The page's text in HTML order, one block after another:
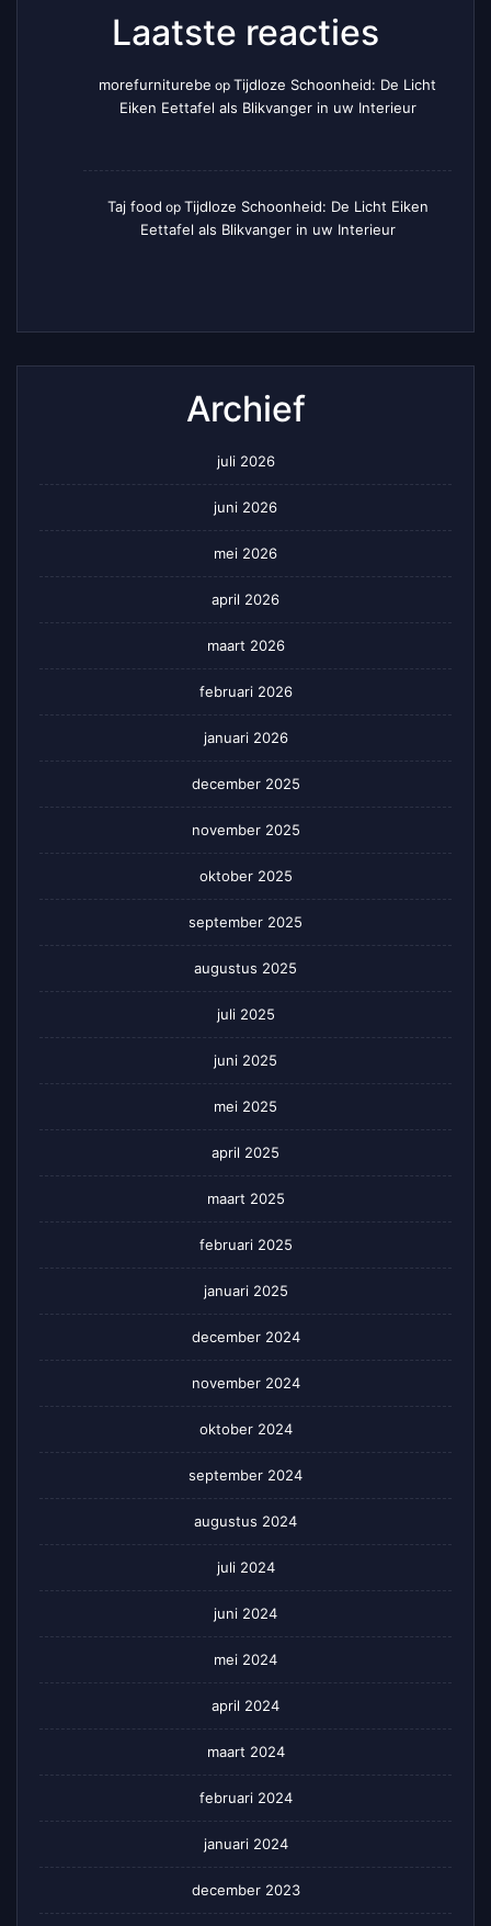
Laatste reacties
morefurniturebe op Tijdloze Schoonheid: De Licht
Eiken Eettafel als Blikvanger in uw Interieur
Taj food op Tijdloze Schoonheid: De Licht Eiken
Eettafel als Blikvanger in uw Interieur
Archief
juli 2026
juni 2026
mei 2026
april 2026
maart 2026
februari 2026
januari 2026
december 2025
november 2025
oktober 2025
september 2025
augustus 2025
juli 2025
juni 2025
mei 2025
april 2025
maart 2025
februari 2025
januari 2025
december 2024
november 2024
oktober 2024
september 2024
augustus 2024
juli 2024
juni 2024
mei 2024
april 2024
maart 2024
februari 2024
januari 2024
december 2023